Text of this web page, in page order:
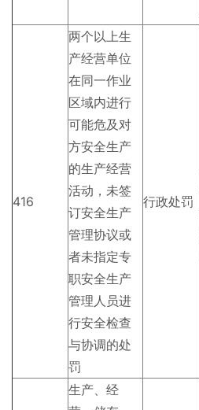
416
两个以上生
产经营单位
在同一作业
区域内进行
可能危及对
方安全生产
的生产经营
活动，未签
订安全生产
管理协议或
者未指定专
职安全生产
管理人员进
行安全检查
与协调的处
罚
行政处罚
生产、经